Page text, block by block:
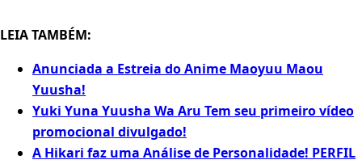
LEIA TAMBÉM:
Anunciada a Estreia do Anime Maoyuu Maou
Yuusha!
Yuki Yuna Yuusha Wa Aru Tem seu primeiro vídeo
promocional divulgado!
A Hikari faz uma Análise de Personalidade! PERFIL